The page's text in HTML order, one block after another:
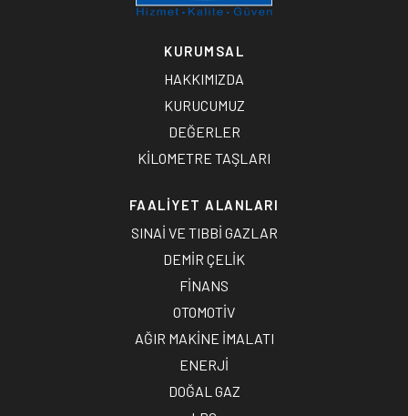
KURUMSAL
HAKKIMIZDA
KURUCUMUZ
DEĞERLER
KİLOMETRE TAŞLARI
FAALİYET ALANLARI
SINAİ VE TIBBİ GAZLAR
DEMİR ÇELİK
FİNANS
OTOMOTİV
AĞIR MAKİNE İMALATI
ENERJİ
DOĞAL GAZ